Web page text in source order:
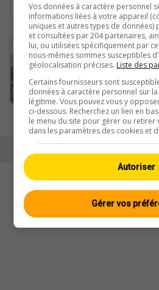
1 webcams avec le tag arbon
Arbon: Arbon
Ansicht:Mobil|
Vos données à caractère personnel
informations liées à votre appareil
uniques et autres types de
et consultées par 204 partenaires,
lui, ou utilisées spécifiquement par
nous-mêmes sommes susceptibles
géolocalisation précises. Liste des
Certains fournisseurs sont
données à caractère personnel sur
légitime. Vous pouvez vous y
ci-dessous. Recherchez un lien en
le menu du site pour gérer ou retirer
dans les paramètres des cookies et
Autoriser
Gérer vos